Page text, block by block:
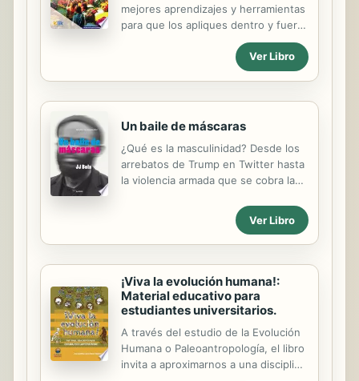
mejores aprendizajes y herramientas
para que los apliques dentro y fuera
del aula, proporcionándote así una
mejor calidad de vida y un excelente
desarrollo personal y profesional.
Ver Libro
Un baile de máscaras
¿Qué es la masculinidad? Desde los
arrebatos de Trump en Twitter hasta
la violencia armada que se cobra la
por las cifras de suicidios entre los
hombres y los «incel» que
encontramos en Reddit y 4chan, la
se percibe como «tóxica», «frágil» y
«en crisis». En Un baile de máscaras,
JJ Bola describe la masculinidad
hombres desempeñan a partir de su
entorno social. Sirviéndose de
ejemplos de tradiciones culturales no
Ver Libro
¡Viva la evolución humana!:
Material educativo para
estudiantes universitarios.
A través del estudio de la Evolución
Humana o Paleoantropología, el libro
invita a aproximarnos a una disciplina